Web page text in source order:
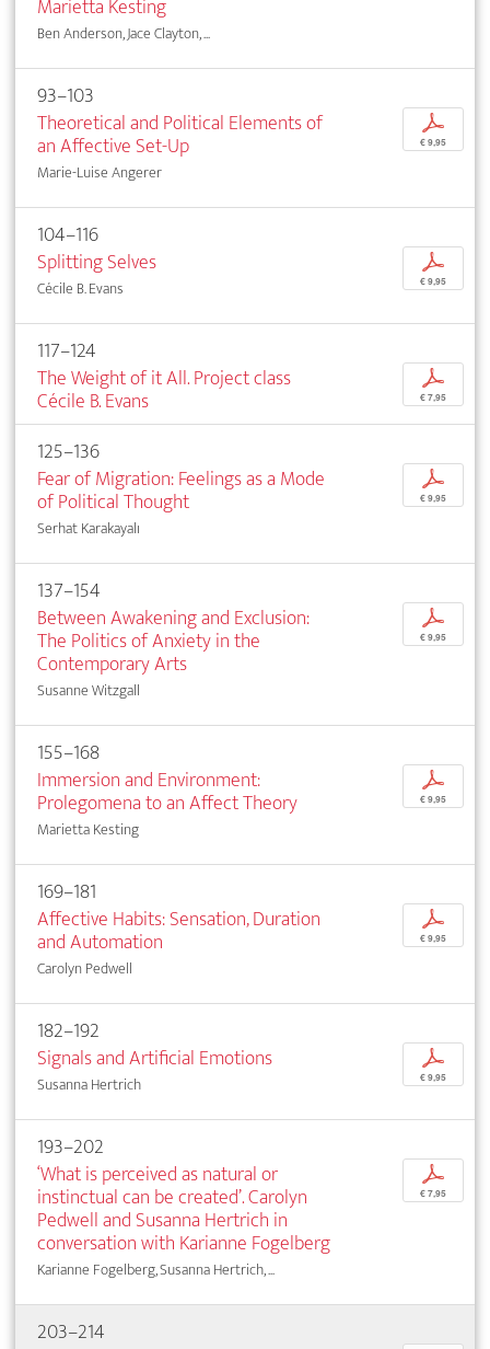
Marietta Kesting
Ben Anderson, Jace Clayton, ...
93–103
Theoretical and Political Elements of
an Affective Set-Up
Marie-Luise Angerer
p
€ 9,95
104–116
Splitting Selves
Cécile B. Evans
p
€ 9,95
117–124
The Weight of it All. Project class
Cécile B. Evans
p
€ 7,95
125–136
Fear of Migration: Feelings as a Mode
of Political Thought
Serhat Karakayalı
p
€ 9,95
137–154
Between Awakening and Exclusion:
The Politics of Anxiety in the
Contemporary Arts
Susanne Witzgall
p
€ 9,95
155–168
Immersion and Environment:
Prolegomena to an Affect Theory
Marietta Kesting
p
€ 9,95
169–181
Affective Habits: Sensation, Duration
and Automation
Carolyn Pedwell
p
€ 9,95
182–192
Signals and Artificial Emotions
Susanna Hertrich
p
€ 9,95
193–202
‘What is perceived as natural or
instinctual can be created’. Carolyn
Pedwell and Susanna Hertrich in
conversation with Karianne Fogelberg
Karianne Fogelberg, Susanna Hertrich, ...
p
€ 7,95
203–214